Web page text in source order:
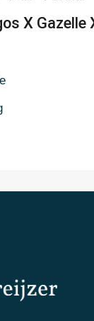
X Gazelle